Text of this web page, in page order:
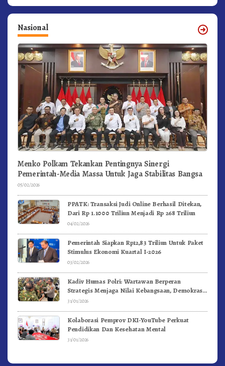
Nasional
Menko Polkam Tekankan Pentingnya Sinergi
Pemerintah-Media Massa Untuk Jaga Stabilitas Bangsa
05/02/2026
PPATK: Transaksi Judi Online Berhasil Ditekan,
Dari Rp 1.1000 Triliun Menjadi Rp 268 Triliun
04/02/2026
Pemerintah Siapkan Rp12,83 Triliun Untuk Paket
Stimulus Ekonomi Kuartal I-2026
03/02/2026
Kadiv Humas Polri: Wartawan Berperan
Strategis Menjaga Nilai Kebangsaan, Demokrasi,
dan NKRI
31/01/2026
Kolaborasi Pemprov DKI-YouTube Perkuat
Pendidikan Dan Kesehatan Mental
31/01/2026